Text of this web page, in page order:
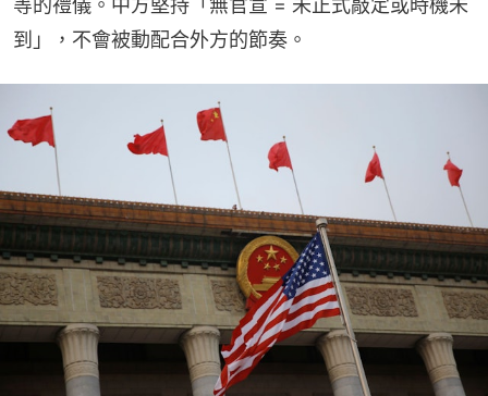
等的禮儀。中方堅持「無官宣 = 未正式敲定或時機未
到」，不會被動配合外方的節奏。